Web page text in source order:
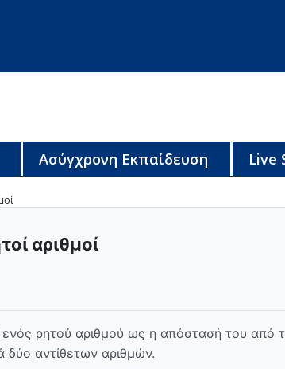
Ασύγχρονη Εκπαίδευση Live
αριθμοί
ενός ρητού αριθμού ως η απόστασή του από
δύο αντίθετων αριθμών.